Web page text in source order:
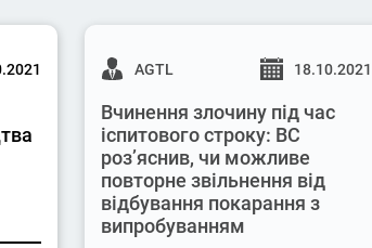
AGTL 18.10.2021
Вчинення злочину під час
іспитового строку: ВС
роз’яснив, чи можливе
повторне звільнення від
відбування покарання з
випробуванням